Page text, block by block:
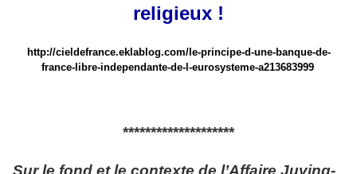
religieux !
http://cieldefrance.eklablog.com/le-principe-d-une-banque-de-
france-libre-independante-de-l-eurosysteme-a213683999
********************